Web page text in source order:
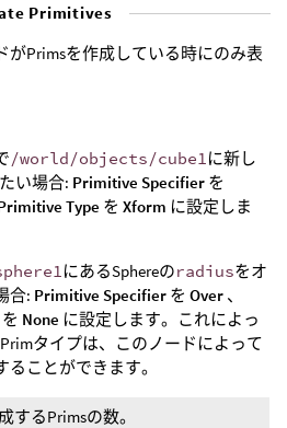
Primitives
がPrimsを作成している時にのみ表
/world/objects/cube1 に新し
い場合: Primitive Specifier を
Type を Xform に設定しま
にあるSphereのradiusをオ
合: Primitive Specifier を Over 、
を None に設定します。これによっ
タイプは、このノードによって
ことができます。
するPrimsの数。